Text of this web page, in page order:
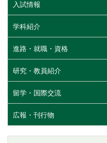
入試情報
学科紹介
進路・就職・資格
研究・教員紹介
留学・国際交流
広報・刊行物